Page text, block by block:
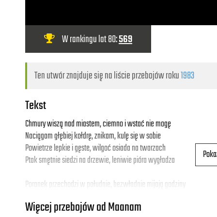
W rankingu lat 80:569
Ten utwór znajduje się na liście przebojów roku1983
Tekst
Chmury wiszą nad miastem, ciemno i wstać nie mogę
Naciągam głębiej kołdrę, znikam, kulę się w sobie
Powietrze lepkie i gęste, wilgoć osiada na twarzach
Ptak smętnie siedzi na drzewie, leniwie pióra wygładza
Poranek przechodzi w południe, bezwładnie mijają godziny
A słońce wysoko, wysoko świeci pilotom w oczy
Więcej przebojów od Maanam